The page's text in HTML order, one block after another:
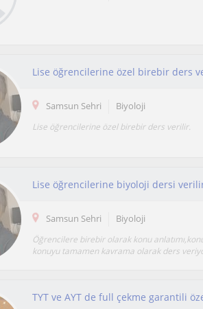
Lise öğrencilerine özel birebir ders
Samsun Sehri Biyoloji
Lise öğrencilerine özel birebir ders verilir.
Samsun Sehri Biyoloji
Öğrencilere birebir olarak konu
konuyu tamamen kavrama olarak ders
TYT ve AYT de full çekme garantili